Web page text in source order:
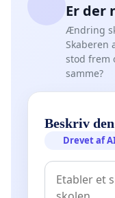
Er der
Ændring
Skaberen
stod frem
samme?
Beskriv
Drevet af